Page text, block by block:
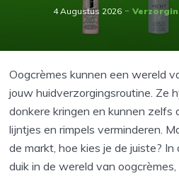
4 Augustus 2026
Oogcrèmes kunnen een wereld
jouw huidverzorgingsroutine. Ze
donkere kringen en kunnen zelfs
lijntjes en rimpels verminderen.
de markt, hoe kies je de juiste?
duik in de wereld van